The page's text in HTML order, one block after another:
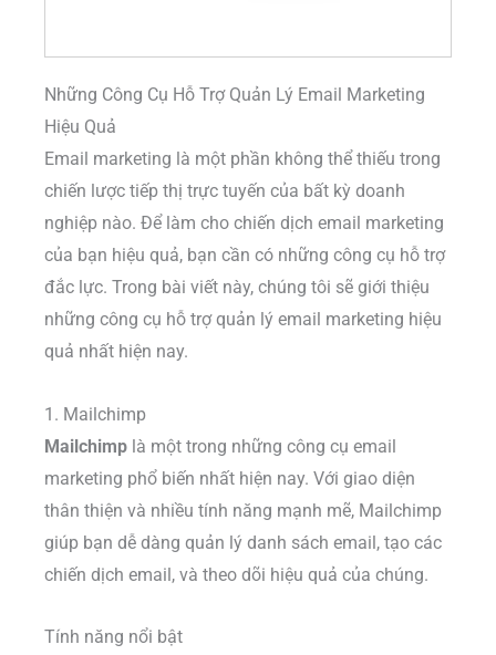
Những Công Cụ Hỗ Trợ Quản Lý Email Marketing
Hiệu Quả
Email marketing là một phần không thể thiếu trong
chiến lược tiếp thị trực tuyến của bất kỳ doanh
nghiệp nào. Để làm cho chiến dịch email marketing
của bạn hiệu quả, bạn cần có những công cụ hỗ trợ
đắc lực. Trong bài viết này, chúng tôi sẽ giới thiệu
những công cụ hỗ trợ quản lý email marketing hiệu
quả nhất hiện nay.
1. Mailchimp
Mailchimp là một trong những công cụ email
marketing phổ biến nhất hiện nay. Với giao diện
thân thiện và nhiều tính năng mạnh mẽ, Mailchimp
giúp bạn dễ dàng quản lý danh sách email, tạo các
chiến dịch email, và theo dõi hiệu quả của chúng.
Tính năng nổi bật